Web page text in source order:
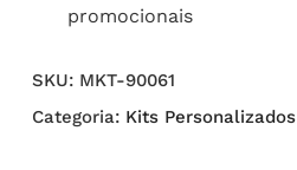
promocionais
SKU: MKT-90061
Categoria: Kits Personalizados